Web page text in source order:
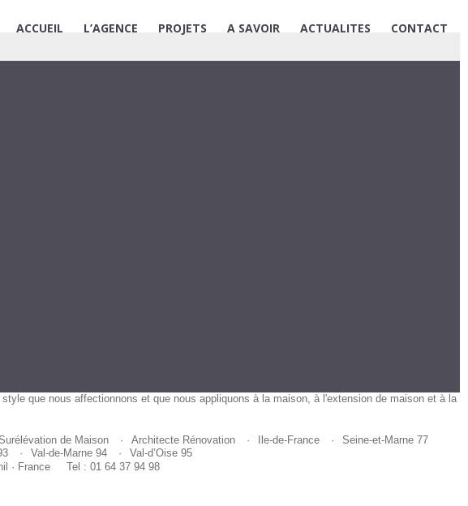
ACCUEIL L’AGENCE PROJETS A SAVOIR ACTUALITES CONTACT
que nous affectionnons et que nous appliquons à la maison, à l'extension de maison et à la
de Maison Architecte Rénovation Ile-de-France
Seine-et-Marne 77
Val-de-Marne 94
Val-d’Oise 95
· France
Tel : 01 64 37 94 98